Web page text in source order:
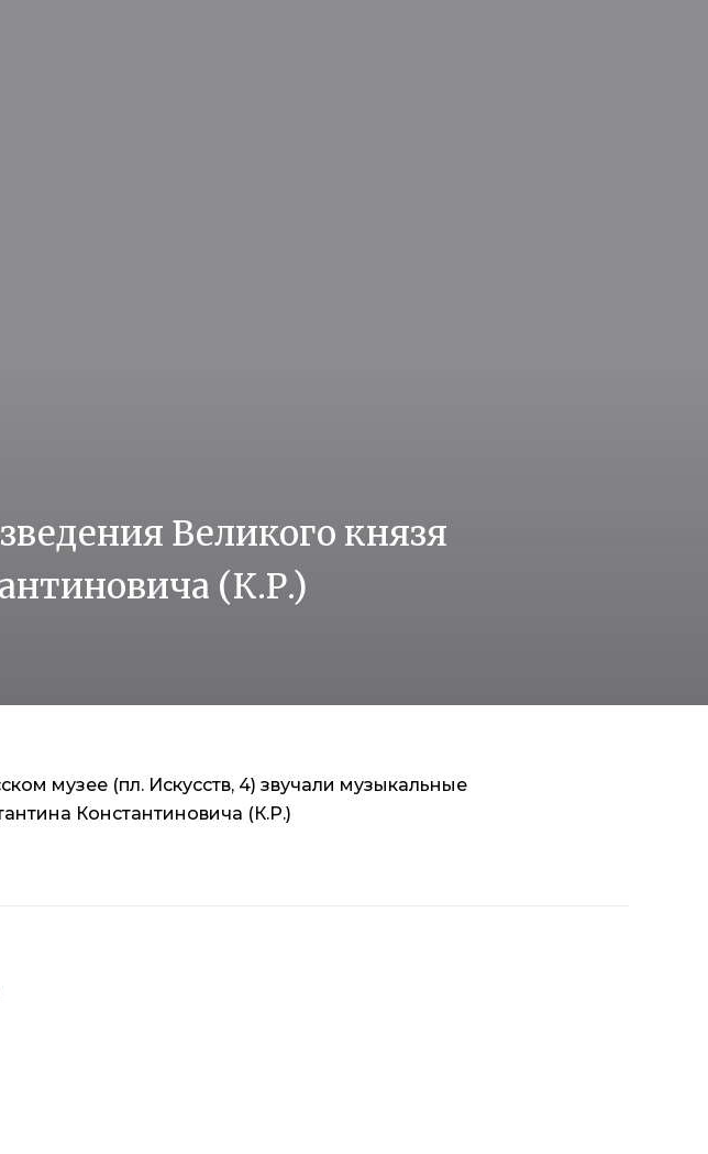
Великого князя
(К.Р.)
музее (пл. Искусств, 4) звучали музыкальные
Константиновича (К.Р.)